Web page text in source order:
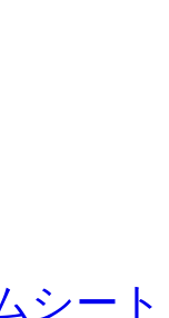
シート